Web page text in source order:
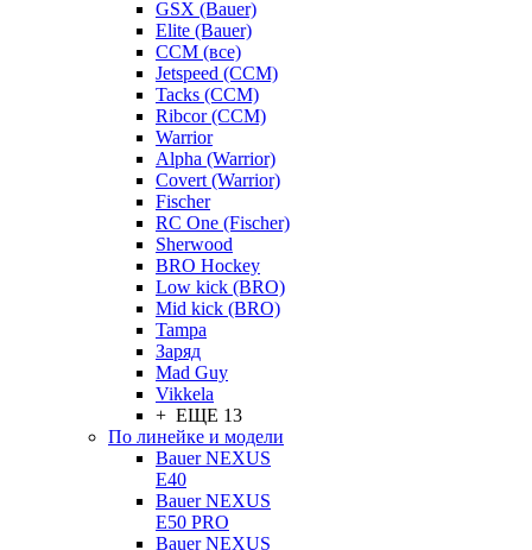
GSX (Bauer)
Elite (Bauer)
CCM (все)
Jetspeed (CCM)
Tacks (CCM)
Ribcor (CCM)
Warrior
Alpha (Warrior)
Covert (Warrior)
Fischer
RC One (Fischer)
Sherwood
BRO Hockey
Low kick (BRO)
Mid kick (BRO)
Tampa
Заряд
Mad Guy
Vikkela
+ ЕЩЕ 13
По линейке и модели
Bauer NEXUS
E40
Bauer NEXUS
E50 PRO
Bauer NEXUS